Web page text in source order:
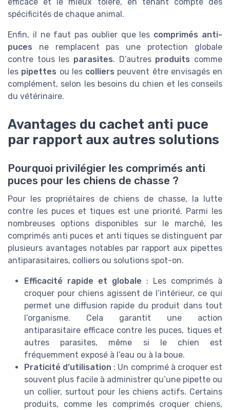
efficace et le mieux toléré, en tenant compte des
spécificités de chaque animal.
Enfin, il ne faut pas oublier que les comprimés anti-
puces ne remplacent pas une protection globale
contre tous les parasites. D’autres produits comme
les pipettes ou les colliers peuvent être envisagés en
complément, selon les besoins du chien et les conseils
du vétérinaire.
Avantages du cachet anti puce
par rapport aux autres solutions
Pourquoi privilégier les comprimés anti
puces pour les chiens de chasse ?
Pour les propriétaires de chiens de chasse, la lutte
contre les puces et tiques est une priorité. Parmi les
nombreuses options disponibles sur le marché, les
comprimés anti puces et anti tiques se distinguent par
plusieurs avantages notables par rapport aux pipettes
antiparasitaires, colliers ou solutions spot-on.
Efficacité rapide et globale : Les comprimés à
croquer pour chiens agissent de l’intérieur, ce qui
permet une diffusion rapide du produit dans tout
l’organisme. Cela garantit une action
antiparasitaire efficace contre les puces, tiques et
autres parasites, même si le chien est
fréquemment exposé à l’eau ou à la boue.
Praticité d’utilisation : Un comprimé à croquer est
souvent plus facile à administrer qu’une pipette ou
un collier, surtout pour les chiens actifs. Certains
produits, comme les comprimés croquer chiens,